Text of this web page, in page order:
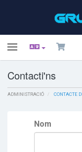
Toggle
Home
Store
Preguntes Freqüents
Contacti'ns
ADMINISTRACIÓ CONTACTE
Nom